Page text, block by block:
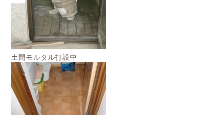
土間モルタル打設中